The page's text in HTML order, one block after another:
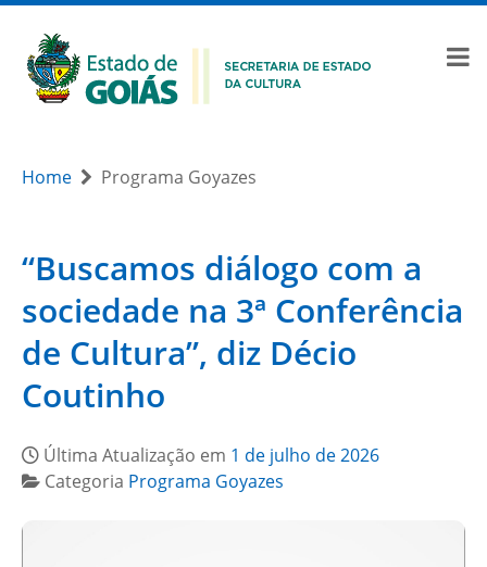
Home Programa Goyazes
“Buscamos diálogo com a
sociedade na 3ª Conferência
de Cultura”, diz Décio
Coutinho
Última Atualização em 1 de julho de 2026
Categoria Programa Goyazes